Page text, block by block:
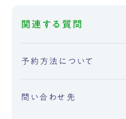
関連する質問
予約方法について
問い合わせ先